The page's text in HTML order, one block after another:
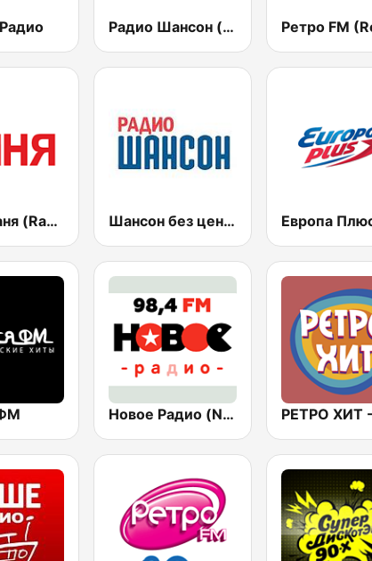
Радио Шансон (Chanson)
Радио Ваня (Radio Vanya) Шансон без цензуры (Shanson bez cenzury)
Новое Радио (New Radio, Novoe Radio)